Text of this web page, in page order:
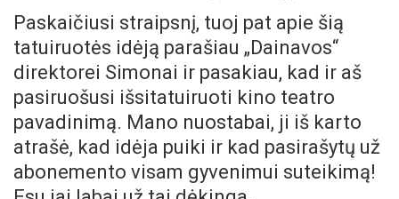
Paskaičiusi straipsnį, tuoj pat apie šią
tatuiruotės idėją parašiau „Dainavos“
direktorei Simonai ir pasakiau, kad ir aš
pasiruošusi išsitatuiruoti kino teatro
pavadinimą. Mano nuostabai, ji iš karto
atrašė, kad idėja puiki ir kad pasirašytų už
abonemento visam gyvenimui suteikimą!